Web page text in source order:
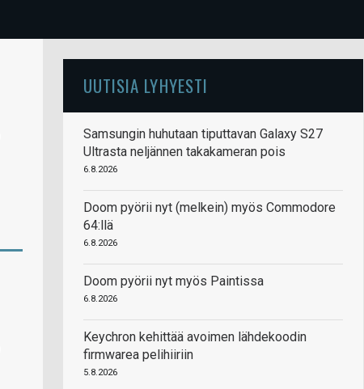
UUTISIA LYHYESTI
Samsungin huhutaan tiputtavan Galaxy S27
Ultrasta neljännen takakameran pois
6.8.2026
Doom pyörii nyt (melkein) myös Commodore
64:llä
6.8.2026
Doom pyörii nyt myös Paintissa
6.8.2026
Keychron kehittää avoimen lähdekoodin
firmwarea pelihiiriin
5.8.2026